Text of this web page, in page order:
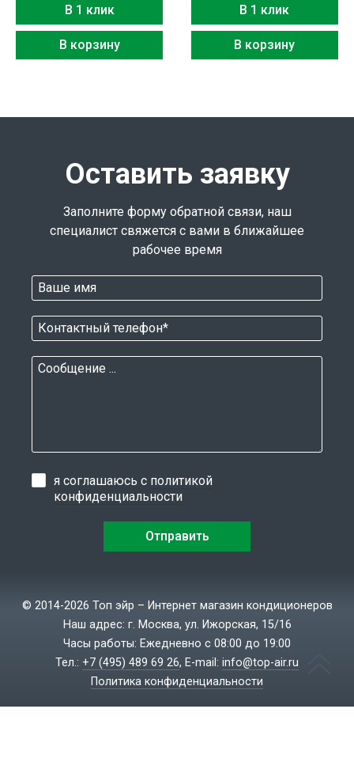
В 1 клик
В корзину
В 1 клик
В корзину
Оставить заявку
Заполните форму обратной связи, наш
специалист свяжется с вами в ближайшее
рабочее время
я соглашаюсь с политикой
конфиденциальности
© 2014-2026 Топ эйр – Интернет магазин кондиционеров
Наш адрес: г. Москва, ул. Ижорская, 15/16
Часы работы: Ежедневно с 08:00 до 19:00
Тел.: +7 (495) 489 69 26, E-mail: info@top-air.ru
Политика конфиденциальности